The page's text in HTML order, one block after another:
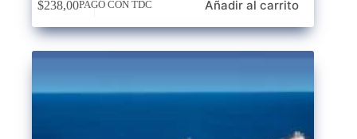
$238,00PAGO CON TDC Añadir al carrito